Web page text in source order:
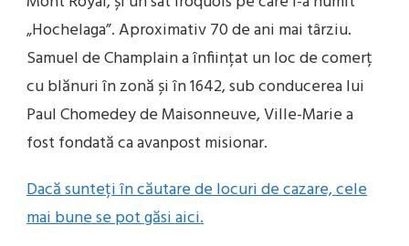
„Hochelaga”. Aproximativ 70 de ani mai târziu.
Samuel de Champlain a înființat un loc de comerț
cu blănuri în zonă și în 1642, sub conducerea lui
Paul Chomedey de Maisonneuve, Ville-Marie a
fost fondată ca avanpost misionar.
Dacă sunteți în căutare de locuri de cazare, cele
mai bune se pot găsi aici.